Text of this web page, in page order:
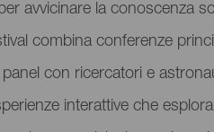
avvicinare la conoscenza
combina conferenze
con ricercatori e
interattive che